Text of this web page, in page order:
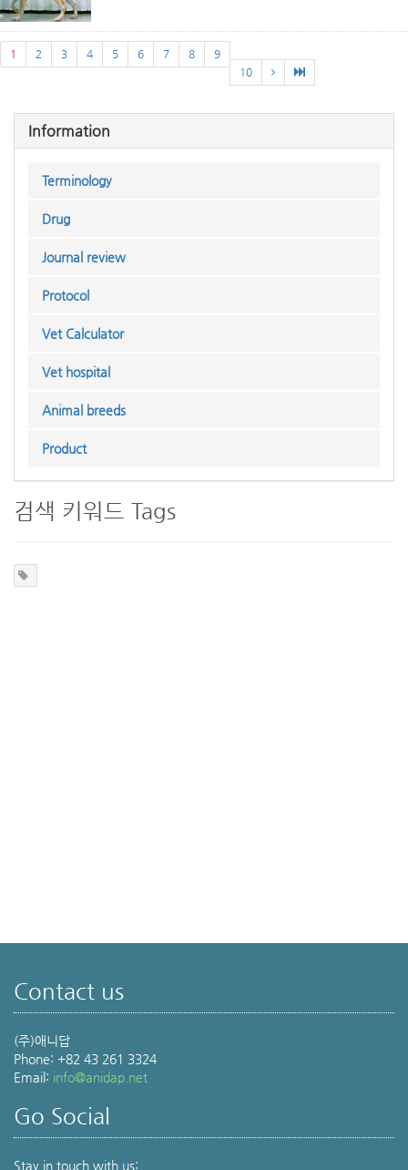
1 2 3 4 5 6 7 8
9
10
Information
Terminology
Drug
Journal review
Protocol
Vet Calculator
Vet hospital
Animal breeds
Product
검색 키워드 Tags
Contact us
(주)애니답
Phone: +82 43 261 3324
Email: info@anidap.net
Go Social
Stay in touch with us: